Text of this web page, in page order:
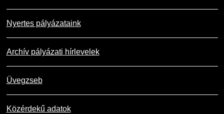
Nyertes pályázataink
Archív pályázati hírlevelek
Üvegzseb
Közérdekű adatok